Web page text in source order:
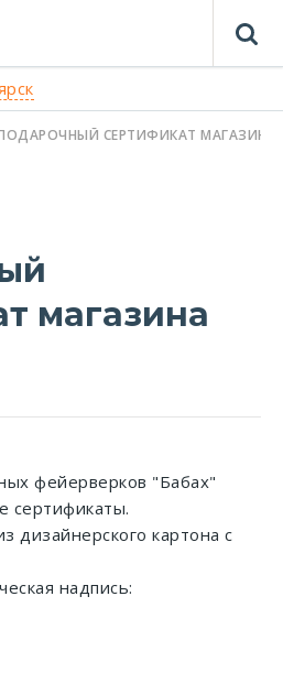
СЕРТИФИКАТ МАГАЗИНА
магазина
фейерверков "Бабах"
сертификаты.
дизайнерского картона с
надпись: